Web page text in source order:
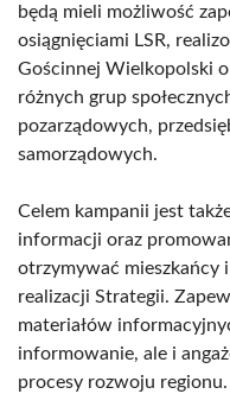
będą mieli możliwość
osiągnięciami LSR,
Gościnnej Wielkopolski
różnych grup
pozarządowych,
samorządowych.
Celem kampanii jest
informacji oraz
otrzymywać mieszkańcy
realizacji Strategii.
materiałów
informowanie, ale i
procesy rozwoju